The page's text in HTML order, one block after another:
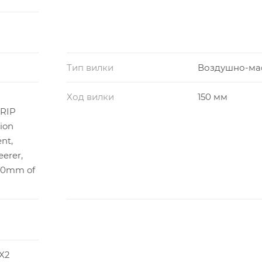
Тип вилки Воздушно-
of
Ход вилки 150 мм